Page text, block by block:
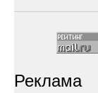
Реклама